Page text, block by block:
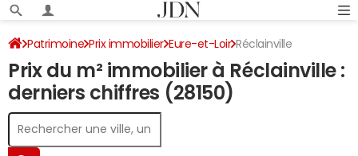
Patrimoine Prix immobilier Eure-et-Loir Réclainville
Prix du m² immobilier à Réclainville :
derniers chiffres (28150)